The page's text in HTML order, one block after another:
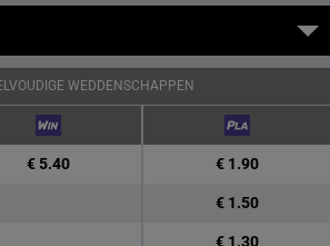
WEDDENSCHAPPEN
€ 5.40 € 1.90
€ 1.50
€ 1.30